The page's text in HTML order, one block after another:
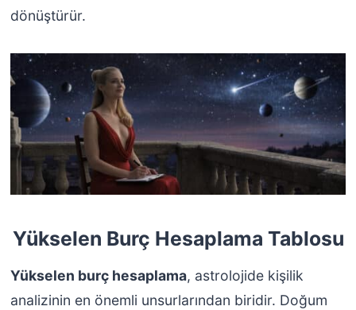
dönüştürür.
Yükselen Burç Hesaplama Tablosu
Yükselen burç hesaplama, astrolojide kişilik
analizinin en önemli unsurlarından biridir. Doğum